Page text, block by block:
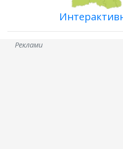
Реклами